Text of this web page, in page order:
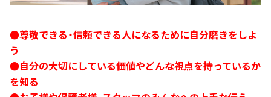
●尊敬できる・信頼できる人になるために自分磨きをしよ
う
●自分の大切にしている価値やどんな視点を持っているか
を知る